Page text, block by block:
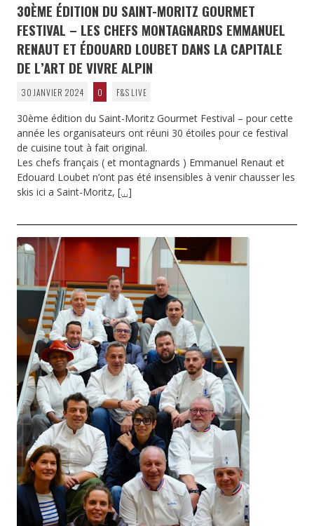
30ÈME ÉDITION DU SAINT-MORITZ GOURMET
FESTIVAL – LES CHEFS MONTAGNARDS EMMANUEL
RENAUT ET ÉDOUARD LOUBET DANS LA CAPITALE
DE L’ART DE VIVRE ALPIN
30 JANVIER 2024 0 F&S LIVE
30ème édition du Saint-Moritz Gourmet Festival – pour cette
année les organisateurs ont réuni 30 étoiles pour ce festival
de cuisine tout à fait original.
Les chefs français ( et montagnards ) Emmanuel Renaut et
Edouard Loubet n’ont pas été insensibles à venir chausser les
skis ici a Saint-Moritz, […]